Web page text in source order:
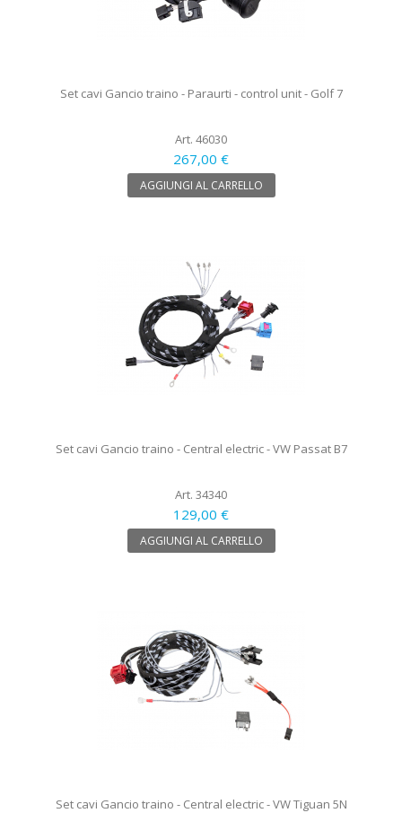
Set cavi Gancio traino - Paraurti - control unit - Golf 7
Art. 46030
267,00 €
AGGIUNGI AL CARRELLO
Set cavi Gancio traino - Central electric - VW Passat B7
Art. 34340
129,00 €
AGGIUNGI AL CARRELLO
Set cavi Gancio traino - Central electric - VW Tiguan 5N